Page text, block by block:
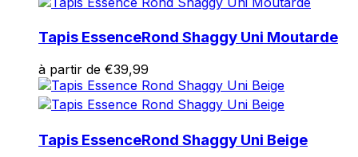
Tapis EssenceRond Shaggy Uni Moutarde
à partir de €39,99
Tapis EssenceRond Shaggy Uni Beige